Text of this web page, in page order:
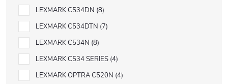
LEXMARK C534DN 8
LEXMARK C534DTN 7
LEXMARK C534N 8
LEXMARK C534 SERIES 4
LEXMARK OPTRA C520N 4